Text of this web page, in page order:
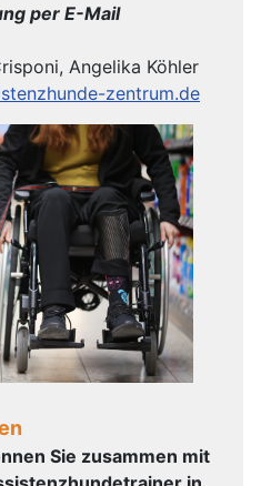
per E-Mail
Angelika Köhler
zentrum.de
Sie zusammen mit